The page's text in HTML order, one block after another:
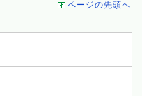
ページの先頭へ